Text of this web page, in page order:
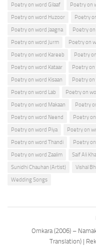
Poetry on word Gilaaf
Poetry on
Poetry on word Huzoor
Poetry
Poetry on word Jaagna
Poetry on
Poetry on word Jurm
Poetry on
Poetry on word Kareeb
Poetry
Poetry on word Kataar
Poetry on
Poetry on word Kisaan
Poetry on
Poetry on word Lab
Poetry on
Poetry on word Makaan
Poetry
Poetry on word Neend
Poetry
Poetry on word Piya
Poetry on
Poetry on word Thandi
Poetry
Poetry on word Zaalim
Saif Ali
Sunidhi Chauhan (Artist)
Vishal
Wedding Songs
Omkara (2006) –
Translation) |